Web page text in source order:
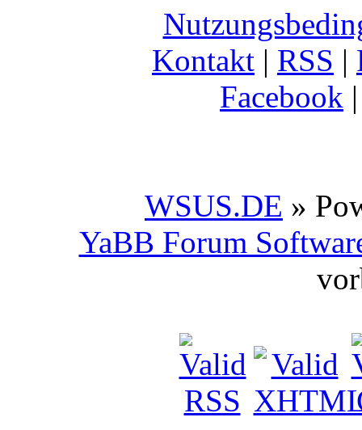
Kontakt | RSS |
Facebook
WSUS.DE »
YaBB Forum